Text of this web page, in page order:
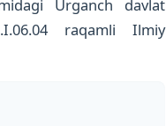
Urganch davlat
raqamli Ilmiy